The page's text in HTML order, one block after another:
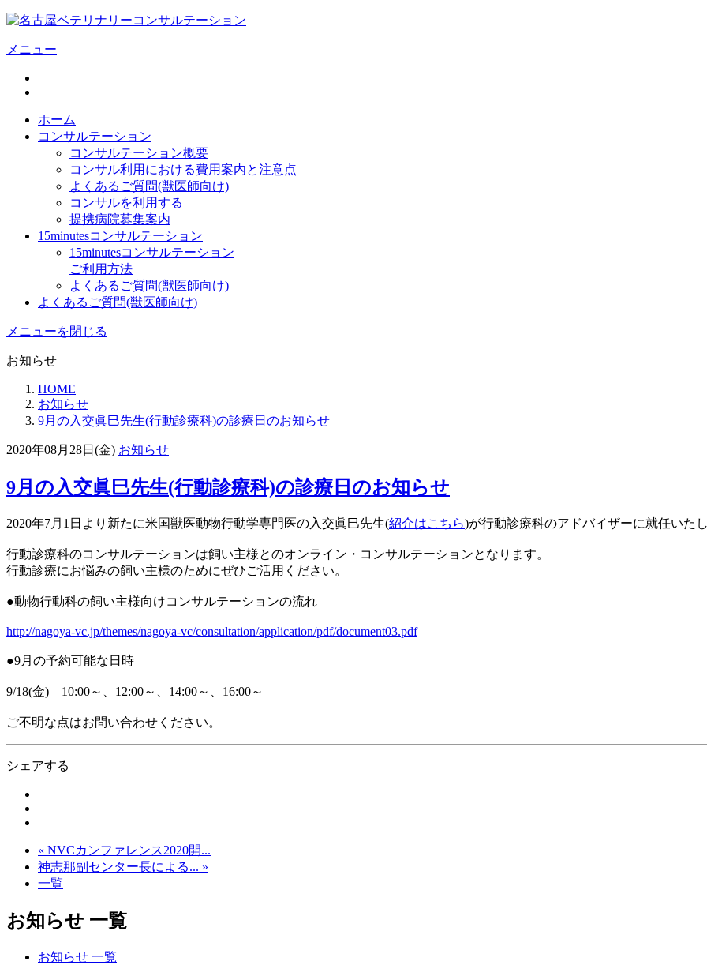
メニュー
ホーム
コンサルテーション
コンサルテーション概要
コンサル利用における費用案内と注意点
よくあるご質問(獣医師向け)
コンサルを利用する
提携病院募集案内
15minutesコンサルテーション
15minutesコンサルテーション
ご利用方法
よくあるご質問(獣医師向け)
よくあるご質問(獣医師向け)
メニューを閉じる
お知らせ
HOME
お知らせ
9月の入交眞巳先生(行動診療科)の診療日のお知らせ
2020年08月28日(金) お知らせ
9月の入交眞巳先生(行動診療科)の診療日のお知らせ
2020年7月1日より新たに米国獣医動物行動学専門医の入交眞巳先生(紹介はこちら)が行動診療科のアドバイザーに就任いたし
行動診療科のコンサルテーションは飼い主様とのオンライン・コンサルテーションとなります。
行動診療にお悩みの飼い主様のためにぜひご活用ください。
●動物行動科の飼い主様向けコンサルテーションの流れ
http://nagoya-vc.jp/themes/nagoya-vc/consultation/application/pdf/document03.pdf
●9月の予約可能な日時
9/18(金) 10:00～、12:00～、14:00～、16:00～
ご不明な点はお問い合わせください。
シェアする
« NVCカンファレンス2020開...
神志那副センター長による... »
一覧
お知らせ 一覧
お知らせ 一覧